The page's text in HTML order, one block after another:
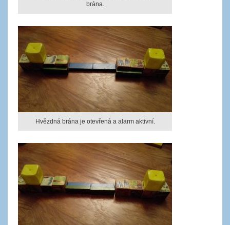
brána.
Hvězdná brána je otevřená a alarm aktivní.